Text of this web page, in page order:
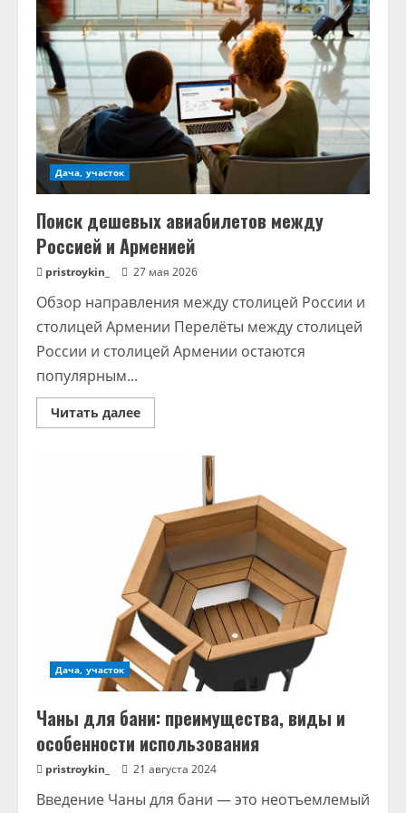
Дача, участок
Поиск дешевых авиабилетов между
Россией и Арменией
pristroykin_ 27 мая 2026
Обзор направления между столицей России и
столицей Армении Перелёты между столицей
России и столицей Армении остаются
популярным...
Читать далееRead
more
авиабилетов
Арменией
Дача, участок
Чаны для бани: преимущества, виды и
особенности использования
pristroykin_ 21 августа 2024
Введение Чаны для бани — это неотъемлемый